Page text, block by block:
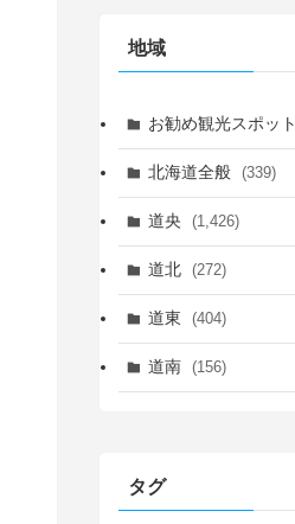
地域
お勧め観光スポット
北海道全般 (339)
道央 (1,426)
(339)
(14)
(27)
道北 (272)
(27)
道東 (404)
道南 (156)
タグ